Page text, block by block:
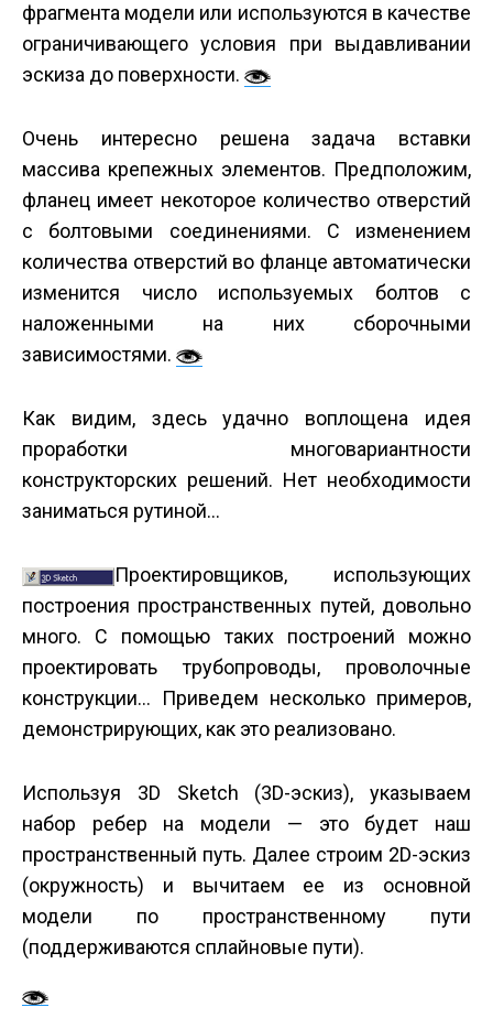
фрагмента модели или используются в качестве
ограничивающего условия при выдавливании
эскиза до поверхности.
Очень интересно решена задача вставки
массива крепежных элементов. Предположим,
фланец имеет некоторое количество отверстий
с болтовыми соединениями. С изменением
количества отверстий во фланце автоматически
изменится число используемых болтов с
наложенными на них сборочными
зависимостями.
Как видим, здесь удачно воплощена идея
проработки многовариантности
конструкторских решений. Нет необходимости
заниматься рутиной…
Проектировщиков, использующих
построения пространственных путей, довольно
много. С помощью таких построений можно
проектировать трубопроводы, проволочные
конструкции… Приведем несколько примеров,
демонстрирующих, как это реализовано.
Используя 3D Sketch (3D-эскиз), указываем
набор ребер на модели — это будет наш
пространственный путь. Далее строим 2D-эскиз
(окружность) и вычитаем ее из основной
модели по пространственному пути
(поддерживаются сплайновые пути).